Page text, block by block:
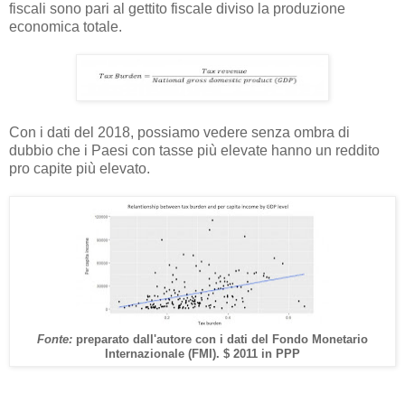
fiscali sono pari al gettito fiscale diviso la produzione
economica totale.
Con i dati del 2018, possiamo vedere senza ombra di
dubbio che i Paesi con tasse più elevate hanno un reddito
pro capite più elevato.
Fonte: preparato dall'autore con i dati del Fondo Monetario
Internazionale (FMI). $ 2011 in PPP